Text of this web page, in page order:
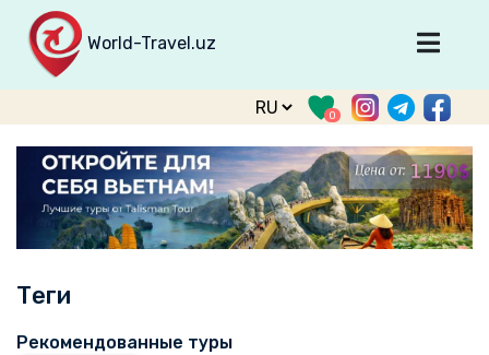
World-Travel.uz
Главная
Направления
Туры
Тур. фирмы
Табло прилета
0
Теги
Рекомендованные туры